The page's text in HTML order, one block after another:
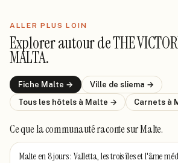
ALLER PLUS LOIN
Explorer autour deTHE
MALTA.
Fiche Malte → Ville de sliema →
Tous les hôtels à Malte → Carnets à
Ce que la communauté racontesur Malte.
Malte en 8 jours : Valletta, les trois îles et l'âme